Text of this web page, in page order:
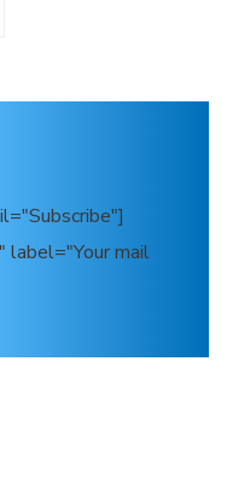
label="Your mail